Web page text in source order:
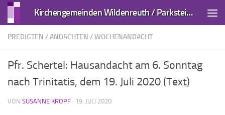
Zum Inhalt springen Kirchengemeinden Wildenreuth / Parkstein und Kirchendemenreuth
PREDIGTEN / ANDACHTEN /WOCHENANDACHT
Pfr. Schertel: Hausandacht am 6. Sonntag
nach Trinitatis, dem 19. Juli 2020 (Text)
VON SUSANNE KROPF · 19. JULI 2020